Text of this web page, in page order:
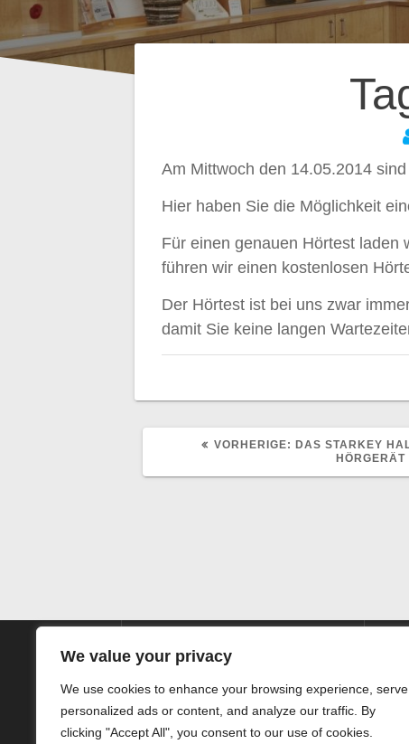
We value your privacy
We use cookies to enhance your browsing experience, serve
personalized ads or content, and analyze our traffic. By
clicking "Accept All", you consent to our use of cookies.
Am Mittwoch den 14.05.2014
Hier haben Sie die Möglichkeit
Für einen genauen Hörtest laden
führen wir einen kostenlosen
Der Hörtest ist bei uns zwar
damit Sie keine langen
VORHERIGE: VORHERIGER
BEITRAG:
DAS STARKEY
HÖRGERÄT
SIEG HörTechnic GmbH